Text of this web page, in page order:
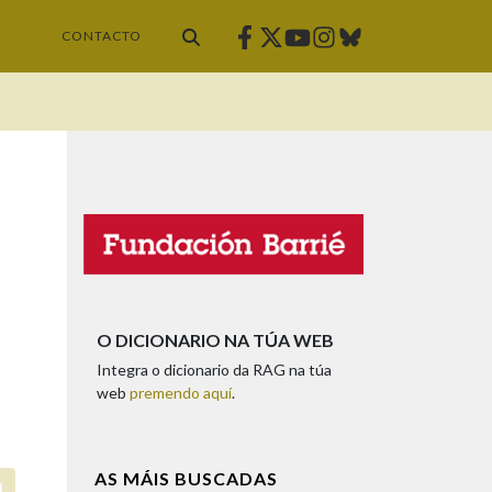
CONTACTO Facebook
Twitter
Youtube
Instagram
Bluesky
O DICIONARIO NA TÚA WEB
Integra o dicionario da RAG na túa
web premendo aquí.
AS MÁIS BUSCADAS